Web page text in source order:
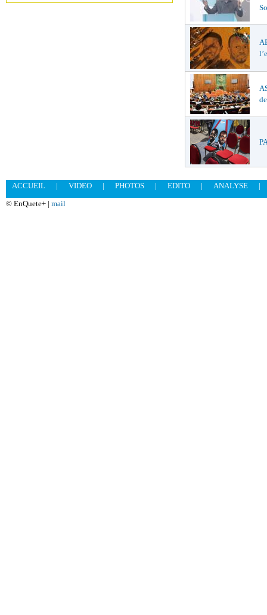
ACCUEIL | VIDEO | PHOTOS | EDITO | ANALYSE
|
© EnQuete+ | mail